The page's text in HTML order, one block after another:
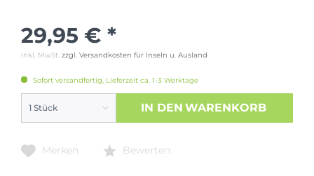
29,95 € *
inkl. MwSt. zzgl. Versandkosten für Inseln u. Ausland
Sofort versandfertig, Lieferzeit ca. 1-3 Werktage
IN DEN WARENKORB
Merken Bewerten